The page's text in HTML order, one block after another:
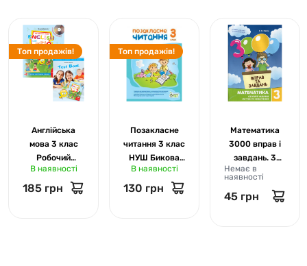
Топ продажів!
Англійська
мова 3 клас
Робочий
зошит+ТЕСТИ.
English with
В наявності
185 грн
Топ продажів!
Позакласне
читання 3 клас
НУШ Бикова
ПЕТ 1602
В наявності
130 грн
Математика
3000 вправ і
завдань. 3
клас. Яцина
Немає в
наявності
45 грн